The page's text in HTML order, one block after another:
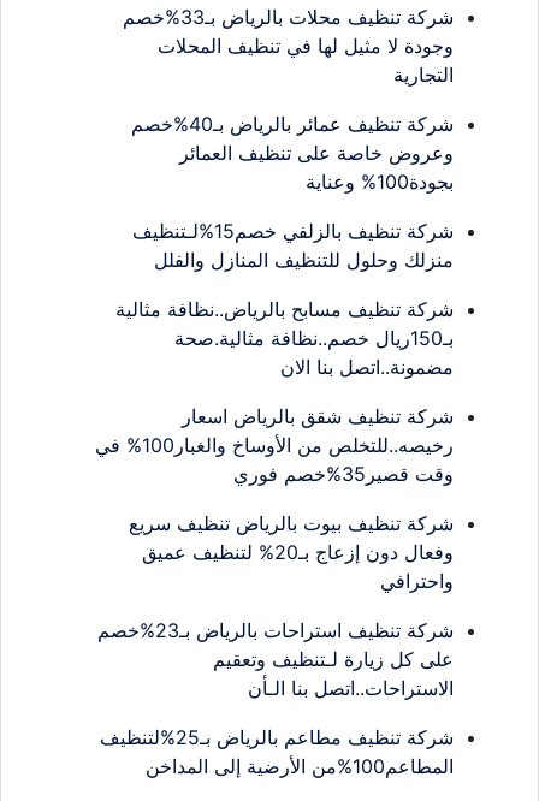
شركة تنظيف محلات بالرياض بـ33%خصم
وجودة لا مثيل لها في تنظيف المحلات
التجارية
شركة تنظيف عمائر بالرياض بـ40%خصم
وعروض خاصة على تنظيف العمائر
بجودة100% وعناية
شركة تنظيف بالزلفي خصم15%لـتنظيف
منزلك وحلول للتنظيف المنازل والفلل
شركة تنظيف مسابح بالرياض..نظافة مثالية
بـ150ريال خصم..نظافة مثالية.صحة
مضمونة..اتصل بنا الان
شركة تنظيف شقق بالرياض اسعار
رخيصه..للتخلص من الأوساخ والغبار100% في
وقت قصير35%خصم فوري
شركة تنظيف بيوت بالرياض تنظيف سريع
وفعال دون إزعاج بـ20% لتنظيف عميق
واحترافي
شركة تنظيف استراحات بالرياض بـ23%خصم
على كل زيارة لـتنظيف وتعقيم
الاستراحات..اتصل بنا الـأن
شركة تنظيف مطاعم بالرياض بـ25%لتنظيف
المطاعم100%من الأرضية إلى المداخن